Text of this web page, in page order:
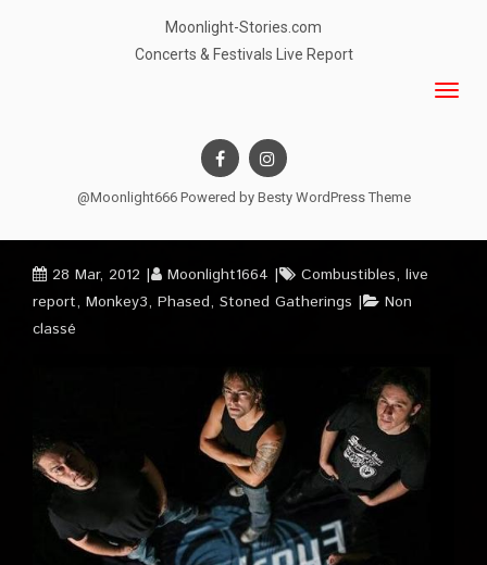
Moonlight-Stories.com
Concerts & Festivals Live Report
@Moonlight666 Powered by Besty WordPress Theme
28 Mar, 2012 Moonlight1664 Combustibles, live
report, Monkey3, Phased, Stoned Gatherings
Non
classé